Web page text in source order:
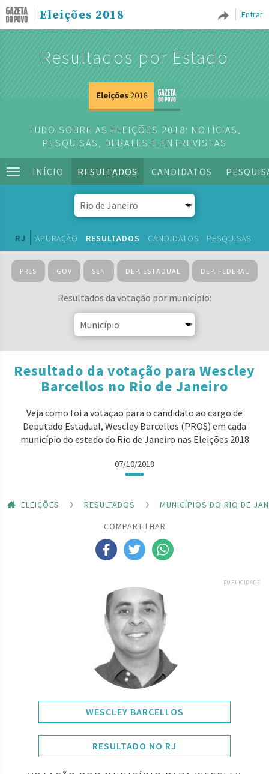
Entrar
Eleições 2018
Resultados por Estado
TUDO SOBRE AS ELEIÇÕES 2018: NOTÍCIAS,
PESQUISAS, DEBATES E ENTREVISTAS
INÍCIO RESULTADOS CANDIDATOS
RJ APURAÇÃO RESULTADOS CANDIDATOS PESQUISAS
PRES GOV SEN DEP. ESTADUAL DEP. FEDERAL
Resultados da votação por município:
Resultado da votação para Wescley
Barcellos no Rio de Janeiro
Veja como foi a votação para o candidato ao cargo de
Deputado Estadual, Wescley Barcellos (PROS) em cada
município do estado do Rio de Janeiro nas Eleições 2018
07/10/2018
ELEIÇÕES RESULTADOS
MUNICÍPIOS DO RIO DE
COMPARTILHAR
PUBLICIDADE
WESCLEY BARCELLOS
RESULTADO NO RJ